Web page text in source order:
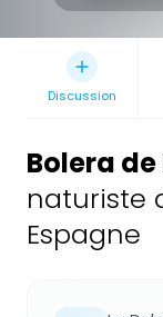
Discussion
Bolera
naturiste
Espagne